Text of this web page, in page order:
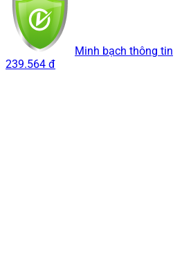
Minh bạch thông tin
239.564 đ